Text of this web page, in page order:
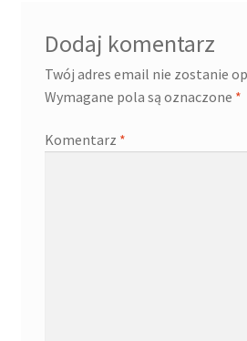
Dodaj komentarz
Twój adres email nie zostanie
Wymagane pola są oznaczone *
Komentarz *